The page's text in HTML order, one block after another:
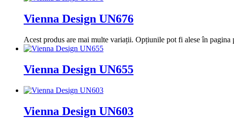
Vienna Design UN676
Acest produs are mai multe variații. Opțiunile pot fi alese în pagina
Vienna Design UN655
Vienna Design UN603